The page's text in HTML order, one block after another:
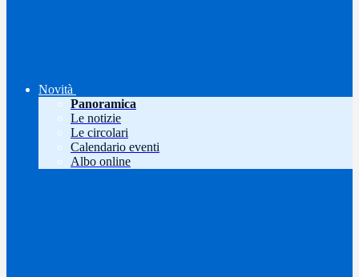
Novità
Panoramica
Le notizie
Le circolari
Calendario eventi
Albo online